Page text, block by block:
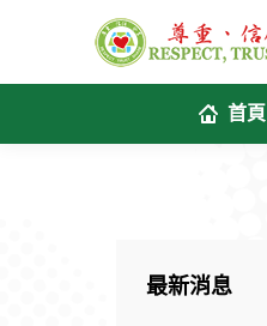
首頁
最新消息